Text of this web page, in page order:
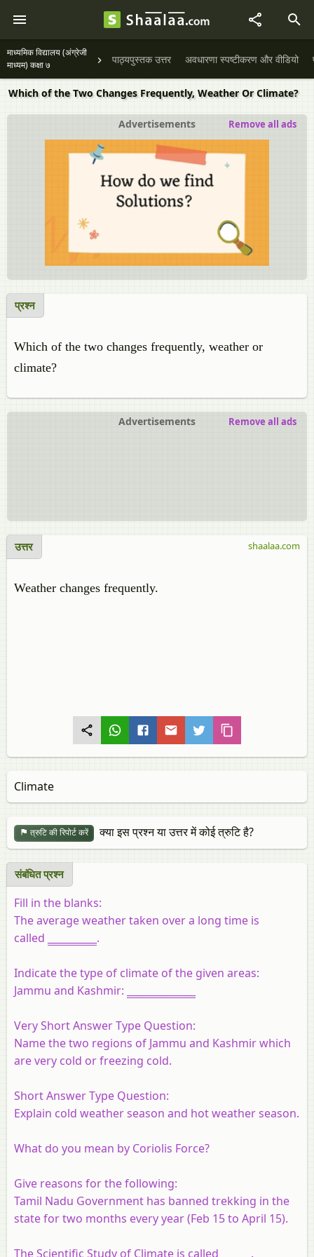
माध्यमिक विद्यालय (अंग्रेजी
माध्यम) कक्षा ७
पाठ्यपुस्तक उत्तर अवधारणा स्पष्टीकरण और वीडियो
Which of the Two Changes Frequently, Weather Or Climate?
Advertisements Remove all ads
प्रश्न
Which of the two changes frequently, weather or
climate?
Advertisements Remove all ads
उत्तर
Weather changes frequently.
shaalaa.com
Climate
त्रुटि की रिपोर्ट करें क्या इस प्रश्न या उत्तर में कोई त्रुटि है?
संबंधित प्रश्न
Fill in the blanks:
The average weather taken over a long time is
called
.
Indicate the type of climate of the given areas:
Jammu and Kashmir:
Very Short Answer Type Question:
Name the two regions of Jammu and Kashmir which
are very cold or freezing cold.
Short Answer Type Question:
Explain cold weather season and hot weather season.
What do you mean by Coriolis Force?
Give reasons for the following:
Tamil Nadu Government has banned trekking in the
state for two months every year (Feb 15 to April 15).
The Scientific Study of Climate is called ______.